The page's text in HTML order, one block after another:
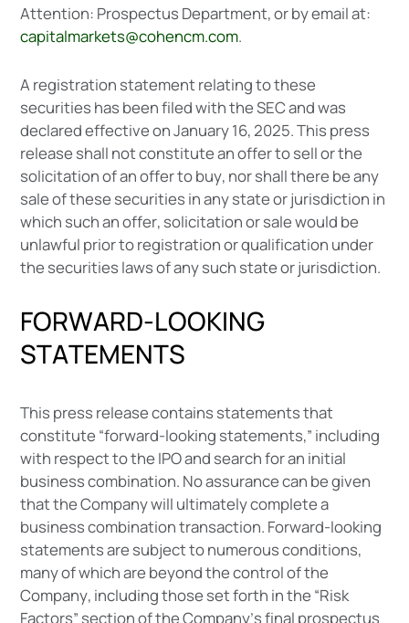
Attention: Prospectus Department,orbyemailat:
capitalmarkets@cohencm.com.
Aregistration statement relatingtothese
securities has beenfiledwiththeSECandwas
declaredeffectiveonJanuary16,2025.This press
release shall notconstituteanoffertosellorthe
solicitationofanoffertobuy, norshallthere beany
saleofthese securities inanystateorjurisdiction in
which suchanoffer, solicitationorsalewould be
unlawful priortoregistrationorqualification under
the securities lawsofanysuch stateorjurisdiction.
FORWARD-LOOKING
STATEMENTS
This press releasecontains statementsthat
constitute “forward-looking statements,” including
with respecttothe IPOand searchforan initial
businesscombination. Noassurancecan begiven
thattheCompanywill ultimatelycompletea
businesscombinationtransaction. Forward-looking
statementsare subjecttonumerousconditions,
manyofwhichare beyondthecontrolofthe
Company, includingthose setforth inthe “Risk
Factors” sectionoftheCompany’sfinal prospectus